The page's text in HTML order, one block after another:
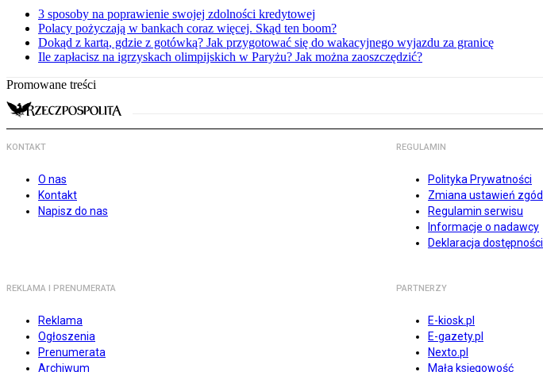
3 sposoby na poprawienie swojej zdolności kredytowej
Polacy pożyczają w bankach coraz więcej. Skąd ten boom?
Dokąd z kartą, gdzie z gotówką? Jak przygotować się do wakacyjnego wyjazdu za granicę
Ile zapłacisz na igrzyskach olimpijskich w Paryżu? Jak można zaoszczędzić?
Promowane treści
KONTAKT
O nas
Kontakt
Napisz do nas
REGULAMIN
Polityka Prywatności
Zmiana ustawień zgód
Regulamin serwisu
Informacje o nadawcy
Deklaracja dostępności
REKLAMA I PRENUMERATA
Reklama
Ogłoszenia
Prenumerata
Archiwum
PARTNERZY
E-kiosk.pl
E-gazety.pl
Nexto.pl
Mała księgowość